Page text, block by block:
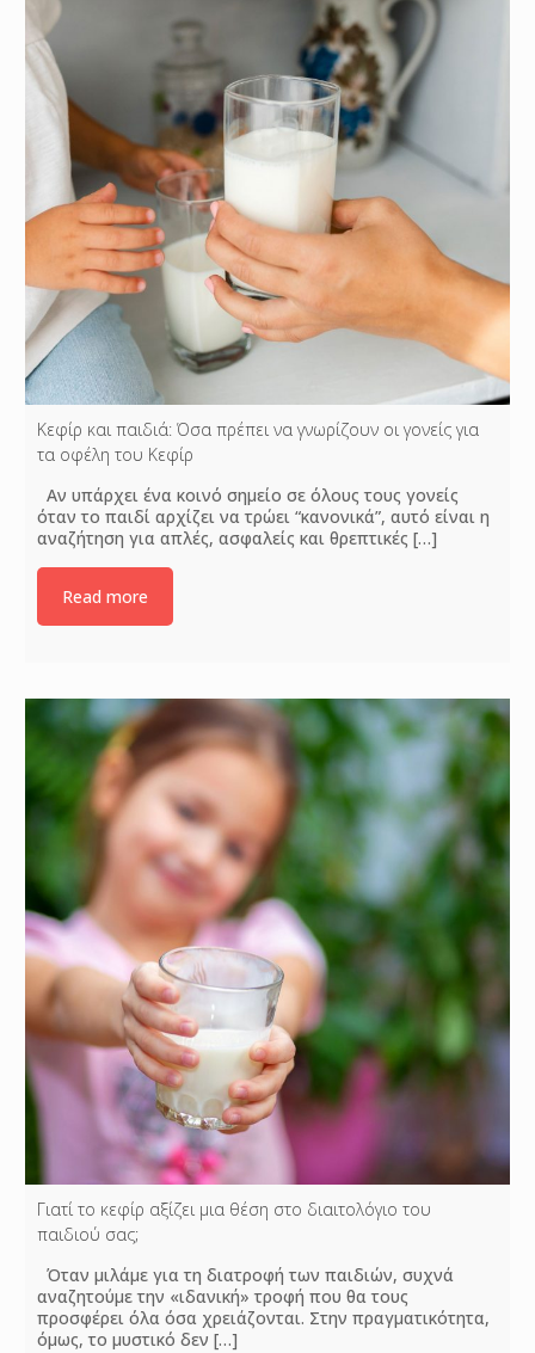
Κεφίρ και παιδιά: Όσα πρέπει να γνωρίζουν οι γονείς για
τα οφέλη του Κεφίρ
Αν υπάρχει ένα κοινό σημείο σε όλους τους γονείς
όταν το παιδί αρχίζει να τρώει “κανονικά”, αυτό είναι η
αναζήτηση για απλές, ασφαλείς και θρεπτικές […]
Read more
Γιατί το κεφίρ αξίζει μια θέση στο διαιτολόγιο του
παιδιού σας;
Όταν μιλάμε για τη διατροφή των παιδιών, συχνά
αναζητούμε την «ιδανική» τροφή που θα τους
προσφέρει όλα όσα χρειάζονται. Στην πραγματικότητα,
όμως, το μυστικό δεν […]